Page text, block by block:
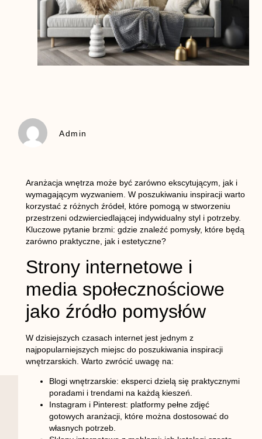
Admin
Aranżacja wnętrza może być zarówno ekscytującym, jak i
wymagającym wyzwaniem. W poszukiwaniu inspiracji warto
korzystać z różnych źródeł, które pomogą w stworzeniu
przestrzeni odzwierciedlającej indywidualny styl i potrzeby.
Kluczowe pytanie brzmi: gdzie znaleźć pomysły, które będą
zarówno praktyczne, jak i estetyczne?
Strony internetowe i
media społecznościowe
jako źródło pomysłów
W dzisiejszych czasach internet jest jednym z
najpopularniejszych miejsc do poszukiwania inspiracji
wnętrzarskich. Warto zwrócić uwagę na:
Blogi wnętrzarskie: eksperci dzielą się praktycznymi
poradami i trendami na każdą kieszeń.
Instagram i Pinterest: platformy pełne zdjęć
gotowych aranżacji, które można dostosować do
własnych potrzeb.